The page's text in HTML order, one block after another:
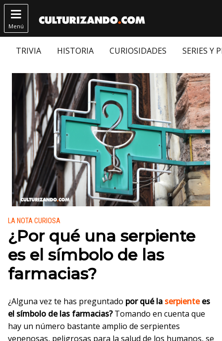

Menú
TRIVIA HISTORIA CURIOSIDADES SERIES Y
Publicado en:
LA NOTA CURIOSA
¿Por qué una serpiente
es el símbolo de las
farmacias?
¿Alguna vez te has preguntado por qué la serpientees
el símbolo de las farmacias?Tomando en cuenta que
hay un número bastante amplio de serpientes
venenosas, peligrosas para la salud de los humanos, se